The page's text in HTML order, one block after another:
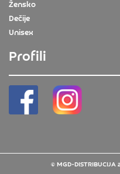
Žensko
Dečije
Unisex
Profili
© MGD-DISTRIBUCIJA